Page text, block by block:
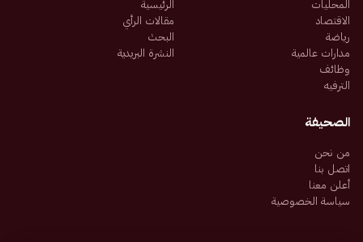
المحليات
الاقتصاد
رياضة
مدارات عالمية
وظائف
الترفيه
الرئيسية
مقالات الرأي
البحث
النشرة البريدية
الصحيفة
من نحن
اتصل بنا
أعلن معنا
سياسة الخصوصية